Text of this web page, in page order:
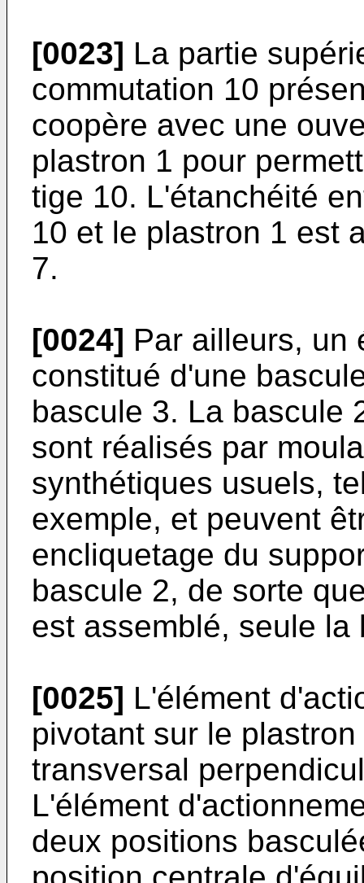
[0023] La partie
commutation 10
coopère avec une
plastron 1 pour
tige 10. L'étanchéité
10 et le plastron 1 est
7.
[0024] Par ailleurs, un
constitué d'une
bascule 3. La bascule
sont réalisés par
synthétiques usuels,
exemple, et peuvent
encliquetage du
bascule 2, de sorte
est assemblé, seule
[0025] L'élément
pivotant sur le
transversal
L'élément
deux positions